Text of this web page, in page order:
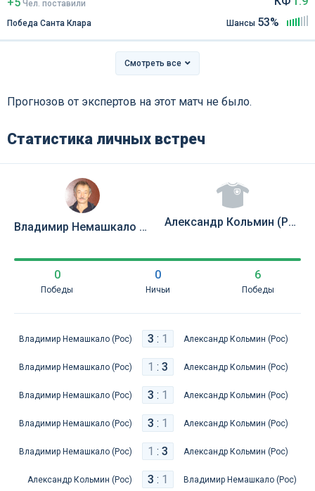
Чел. поставили
Победа Санта Клара
Шансы 53%
Смотреть все
Прогнозов от экспертов на этот матч не было.
Статистика личных встреч
Владимир Немашкало (Рос)
0
Победы
0
Ничьи
6
Победы
Александр Кольмин (Рос)
Владимир Немашкало (Рос) 3 : 1 Александр Кольмин (Рос)
Владимир Немашкало (Рос) 1 : 3 Александр Кольмин (Рос)
Владимир Немашкало (Рос) 3 : 1 Александр Кольмин (Рос)
Владимир Немашкало (Рос) 3 : 1 Александр Кольмин (Рос)
Владимир Немашкало (Рос) 1 : 3 Александр Кольмин (Рос)
Александр Кольмин (Рос) 3 : 1 Владимир Немашкало (Рос)